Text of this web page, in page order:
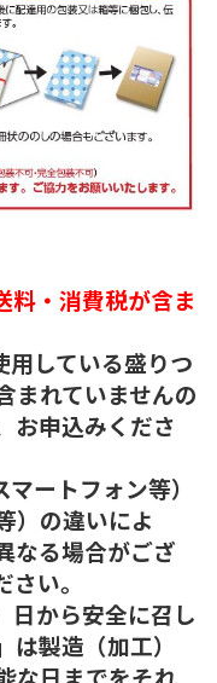
料・消費税が含ま
用している盛りつ
まれていませんの
お申込みくださ
ートフォン等）
）の違いによ
なる場合がござ
い。
日から安全に召し
製造（加工）